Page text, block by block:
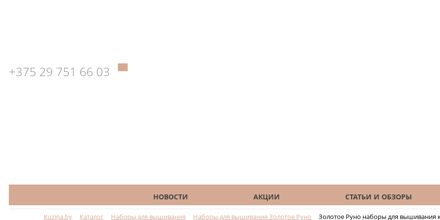
+375 29 751 66 03
НОВОСТИ АКЦИИ СТАТЬИ И ОБЗОРЫ
Kuzina.by Каталог Наборы для вышивания Наборы для вышивания Золотое Руно Золотое Руно наборы для вышивания